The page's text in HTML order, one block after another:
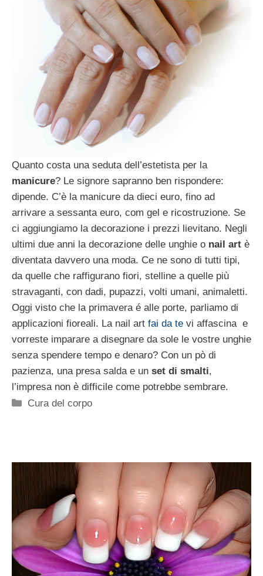
Quanto costa una seduta dell’estetista per la
manicure? Le signore sapranno ben rispondere:
dipende. C’è la manicure da dieci euro, fino ad
arrivare a sessanta euro, com gel e ricostruzione. Se
ci aggiungiamo la decorazione i prezzi lievitano. Negli
ultimi due anni la decorazione delle unghie o nail art è
diventata davvero una moda. Ce ne sono di tutti tipi,
da quelle che raffigurano fiori, stelline a quelle più
stravaganti, con dadi, pupazzi, volti umani, animaletti.
Oggi visto che la primavera é alle porte, parliamo di
applicazioni fioreali. La nail art fai da te vi affascina e
vorreste imparare a disegnare da sole le vostre unghie
senza spendere tempo e denaro? Con un pò di
pazienza, una presa salda e un set di smalti,
l’impresa non è difficile come potrebbe sembrare.
Categorie
Cura del corpo